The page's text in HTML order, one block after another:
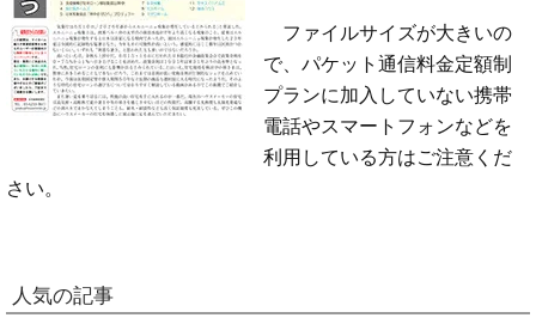
ファイルサイズが大きいの
で、パケット通信料金定額制
プランに加入していない携帯
電話やスマートフォンなどを
利用している方はご注意くだ
さい。
人気の記事